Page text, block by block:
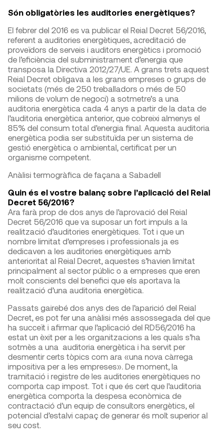
Són obligatòries les auditories energètiques?
El febrer del 2016 es va publicar el Reial Decret 56/2016,
referent a auditories energètiques, acreditació de
proveïdors de serveis i auditors energètics i promoció
de l’eficiència del subministrament d’energia que
transposa la Directiva 2012/27/UE. A grans trets aquest
Reial Decret obligava a les grans empreses o grups de
societats (més de 250 treballadors o més de 50
milions de volum de negoci) a sotmetre’s a una
auditoria energètica cada 4 anys a partir de la data de
l’auditoria energètica anterior, que cobreixi almenys el
85% del consum total d’energia final. Aquesta auditoria
energètica podia ser substituïda per un sistema de
gestió energètica o ambiental, certificat per un
organisme competent.
Anàlisi termogràfica de façana a Sabadell
Quin és el vostre balanç sobre l’aplicació del Reial
Decret 56/2016?
Ara farà prop de dos anys de l’aprovació del Reial
Decret 56/2016 que va suposar un fort impuls a la
realització d’auditories energètiques. Tot i que un
nombre limitat d’empreses i professionals ja es
dedicaven a les auditories energètiques amb
anterioritat al Reial Decret, aquestes s’havien limitat
principalment al sector públic o a empreses que eren
molt conscients del benefici que els aportava la
realització d’una auditoria energètica.
Passats gairebé dos anys des de l’aparició del Reial
Decret, es pot fer una anàlisi més assossegada del que
ha succeït i afirmar que l’aplicació del RD56/2016 ha
estat un èxit per a les organitzacions a les quals s’ha
sotmès a una auditoria energètica i ha servit per
desmentir certs tòpics com ara «una nova càrrega
impositiva per a les empreses». De moment, la
tramitació i registre de les auditories energètiques no
comporta cap impost. Tot i que és cert que l’auditoria
energètica comporta la despesa econòmica de
contractació d’un equip de consultors energètics, el
potencial d’estalvi capaç de generar és molt superior al
seu cost.